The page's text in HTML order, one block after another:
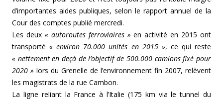
d’importantes aides publiques, selon le rapport annuel de la
Cour des comptes publié mercredi.
Les deux « autoroutes ferroviaires » en activité en 2015 ont
transporté« environ 70.000 unités en 2015 », ce qui reste
« nettement en deçà de l’objectif de 500.000 camions fixé pour
2020 » lors du Grenelle de l’environnement fin 2007, relèvent
les magistrats de la rue Cambon.
La ligne reliant la France à l’Italie (175 km via le tunnel du